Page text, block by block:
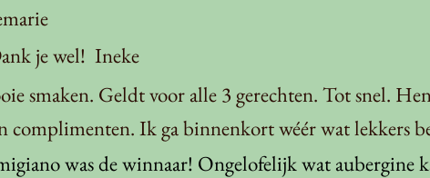
je wel! Ineke
smaken. Geldt voor alle 3 gerechten. Tot snel.
Ik ga binnenkort wéér wat lekkers
was de winnaar! Ongelofelijk wat aubergine